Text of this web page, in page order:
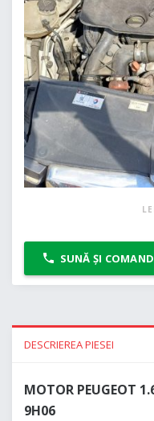
SUNĂ ȘI
DESCRIEREA PIESEI
MOTOR PEUGEOT
9H06